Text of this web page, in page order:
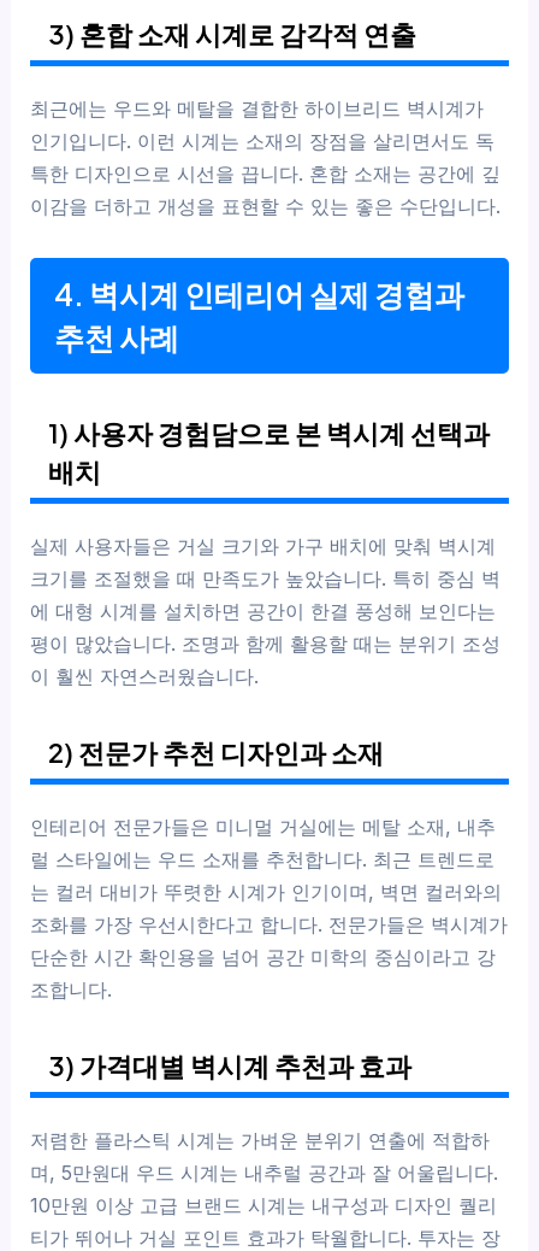
3) 혼합 소재 시계로 감각적 연출
최근에는 우드와 메탈을 결합한 하이브리드 벽시계가
인기입니다. 이런 시계는 소재의 장점을 살리면서도 독
특한 디자인으로 시선을 끕니다. 혼합 소재는 공간에 깊
이감을 더하고 개성을 표현할 수 있는 좋은 수단입니다.
4. 벽시계 인테리어 실제 경험과
추천 사례
1) 사용자 경험담으로 본 벽시계 선택과
배치
실제 사용자들은 거실 크기와 가구 배치에 맞춰 벽시계
크기를 조절했을 때 만족도가 높았습니다. 특히 중심 벽
에 대형 시계를 설치하면 공간이 한결 풍성해 보인다는
평이 많았습니다. 조명과 함께 활용할 때는 분위기 조성
이 훨씬 자연스러웠습니다.
2) 전문가 추천 디자인과 소재
인테리어 전문가들은 미니멀 거실에는 메탈 소재, 내추
럴 스타일에는 우드 소재를 추천합니다. 최근 트렌드로
는 컬러 대비가 뚜렷한 시계가 인기이며, 벽면 컬러와의
조화를 가장 우선시한다고 합니다. 전문가들은 벽시계가
단순한 시간 확인용을 넘어 공간 미학의 중심이라고 강
조합니다.
3) 가격대별 벽시계 추천과 효과
저렴한 플라스틱 시계는 가벼운 분위기 연출에 적합하
며, 5만원대 우드 시계는 내추럴 공간과 잘 어울립니다.
10만원 이상 고급 브랜드 시계는 내구성과 디자인 퀄리
티가 뛰어나 거실 포인트 효과가 탁월합니다. 투자는 장